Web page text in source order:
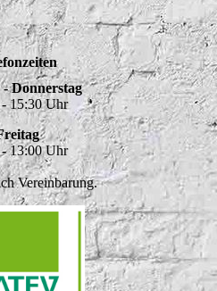
Donnerstag
15:30 Uhr
13:00 Uhr
Vereinbarung.